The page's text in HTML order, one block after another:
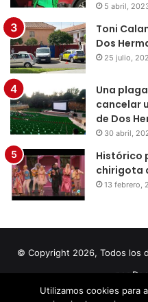
5 abril,
Toni
Dos
25 julio,
Una
cancelar
de Dos
30 abril,
Histórico
chirigota
13 febrero,
© Copyright 2026, Todos los
por
Utilizamos cookies para